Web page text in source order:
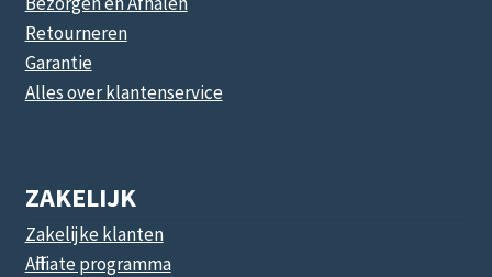
Retourneren
Garantie
Alles over klantenservice
ZAKELIJK
Zakelijke klanten
Affiliate programma